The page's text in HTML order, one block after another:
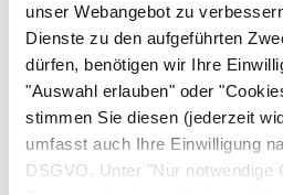
unser Webangebot zu
Dienste zu den aufgeführten
dürfen, benötigen wir Ihre
"Auswahl erlauben" oder
stimmen Sie diesen (jederzeit
umfasst auch Ihre Einwilligung
DSGVO. Unter "Nur notwendige
Chirurgisch: operative
aus einem Körperbereich
Lymphkontenentfernung
Therapeutisch:
Finger durch den Arzt
(digitale Ausräumung).